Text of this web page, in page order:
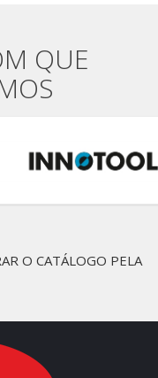
QUE
O CATÁLOGO PELA